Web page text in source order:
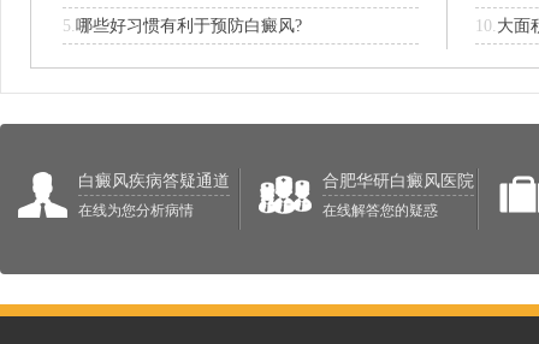
5.哪些好习惯有利于预防白癜风?
10. 大面
白癜风疾病答疑通道
在线为您分析病情
合肥华研白癜风医院
在线解答您的疑惑